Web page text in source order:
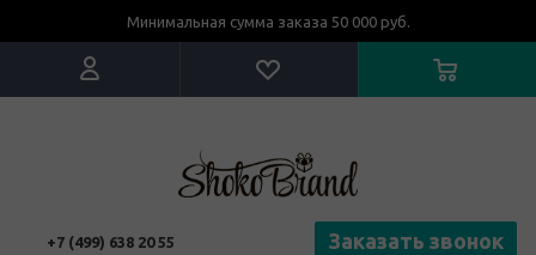
Минимальная сумма заказа 50 000 руб.
+7 (499) 638 20 55
Заказать звонок